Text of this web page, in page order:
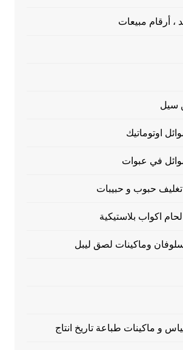
، أرقام مبيعات
سيل
اوتوماتيك
في عبوات
تغليف حبوب و حبيبات
اكواب بلاستيكية
وماكينات لصق ليبل
و ماكينات طباعة تاريخ انتاج